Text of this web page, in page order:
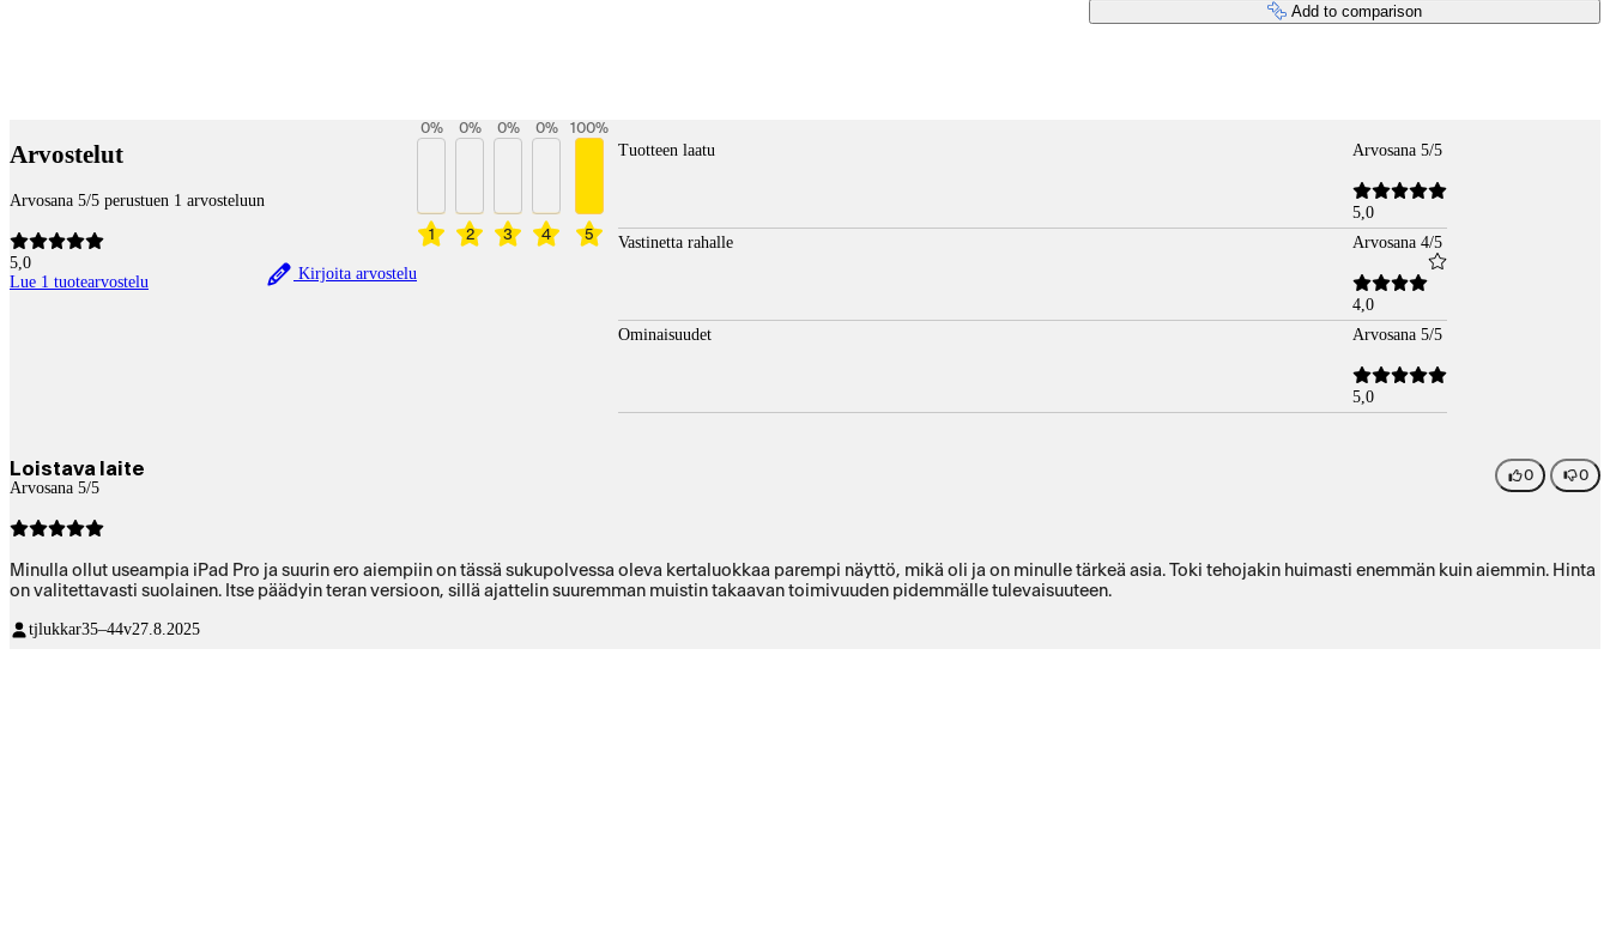
Add to comparison
Arvostelut
Arvosana 5/5 perustuen 1 arvosteluun
5,0
Lue 1 tuotearvostelu
Kirjoita arvostelu
1
0%
2
0%
3
0%
4
0%
5
100%
Tuotteen laatu Arvosana 5/5
5,0
Vastinetta rahalle
Arvosana 4/5
4,0
Ominaisuudet
Arvosana 5/5
5,0
Loistava laite
Arvosana 5/5
0 0
Minulla ollut useampia iPad Pro ja suurin ero aiempiin on tässä sukupolvessa oleva kertaluokkaa parempi näyttö, mikä oli ja on minulle tärkeä asia. Toki tehojakin huimasti enemmän kuin aiemmin. Hinta
on valitettavasti suolainen. Itse päädyin teran versioon, sillä ajattelin suuremman muistin takaavan toimivuuden pidemmälle tulevaisuuteen.
tjlukkar35–44v27.8.2025